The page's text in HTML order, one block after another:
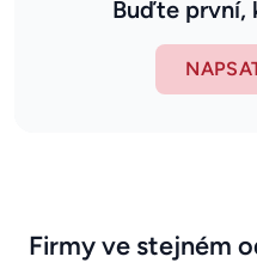
Buďte první,
Firmy ve stejném